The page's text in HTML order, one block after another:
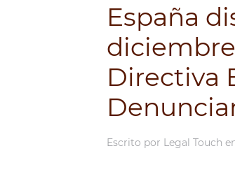
España
Directiva
Escrito por Legal Touch